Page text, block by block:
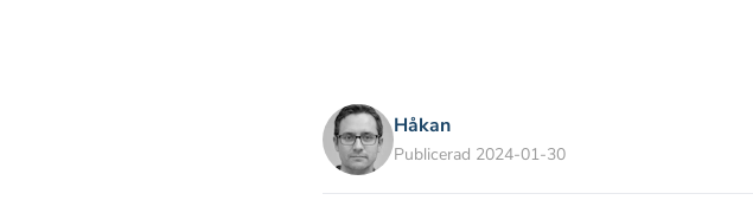
Håkan
Publicerad 2024-01-30